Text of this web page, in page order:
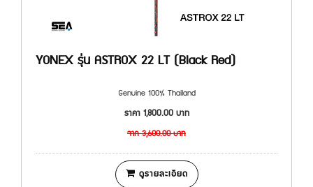
YONEX รุ่น ASTROX 22 LT (Black Red)
Genuine 100% Thailand
ราคา1,800.00บาท
จาก3,600.00บาท
ดูรายละเอียด